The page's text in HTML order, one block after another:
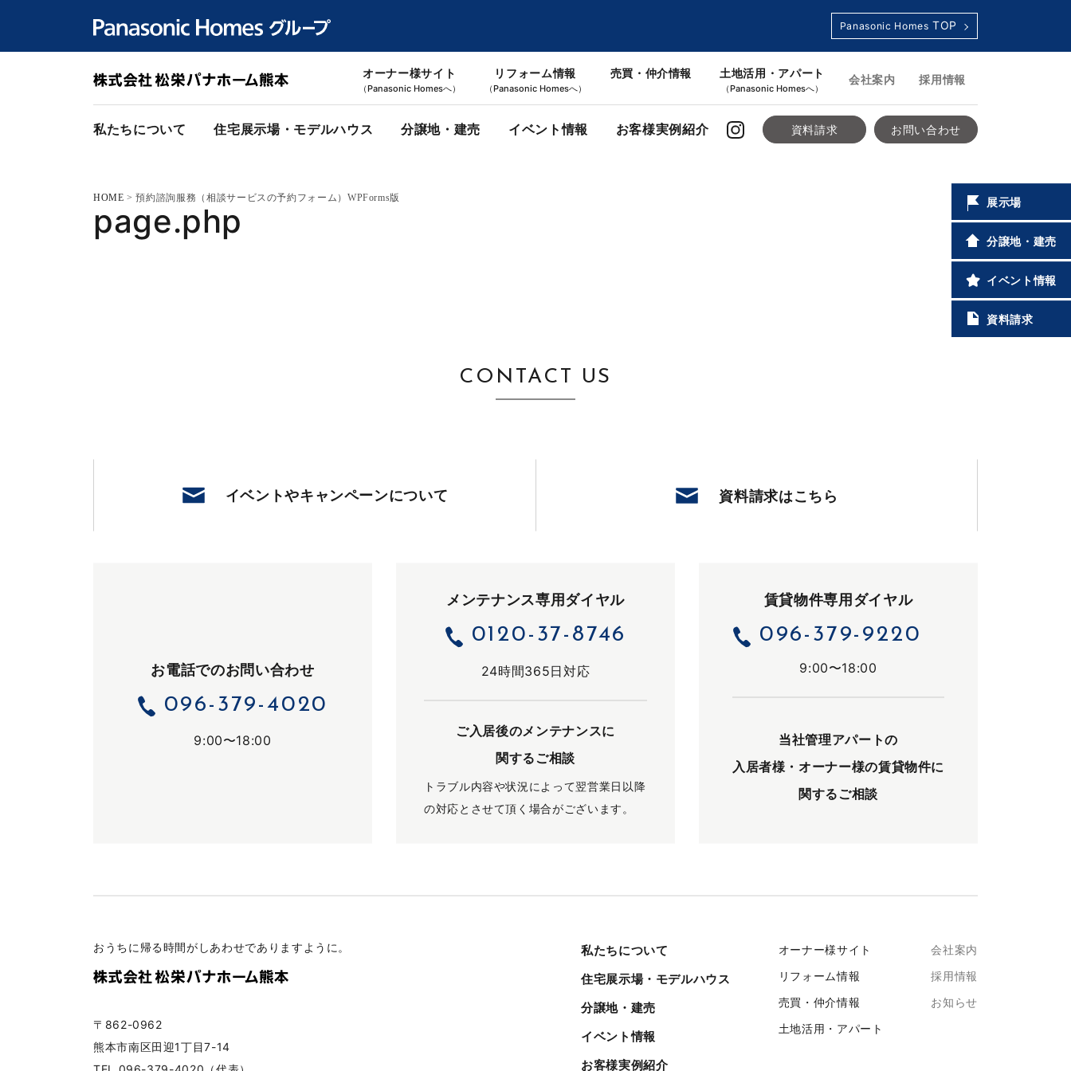
Panasonic Homes TOP
オーナー様サイト
（Panasonic Homesへ）
リフォーム情報
（Panasonic Homesへ）
売買・仲介情報 土地活用・アパート
（Panasonic Homesへ）
会社案内 採用情報
私たちについて 住宅展示場・モデルハウス 分譲地・建売 イベント情報 お客様実例紹介 資料請求 お問い合わせ
HOME >預約諮詢服務（相談サービスの予約フォーム）WPForms版
page.php 展示場
分譲地・建売
イベント情報
資料請求
CONTACT US
イベントやキャンペーンについて 資料請求はこちら
お電話でのお問い合わせ
096-379-4020
9:00〜18:00
メンテナンス専用ダイヤル
0120-37-8746
24時間365日対応
ご入居後のメンテナンスに
関するご相談
トラブル内容や状況によって翌営業日以降
の対応とさせて頂く場合がございます。
賃貸物件専用ダイヤル
096-379-9220
9:00〜18:00
当社管理アパートの
入居者様・オーナー様の賃貸物件に
関するご相談
おうちに帰る時間がしあわせでありますように。
〒862-0962
熊本市南区田迎1丁目7-14
TEL 096-379-4020（代表）
私たちについて
住宅展示場・モデルハウス
分譲地・建売
イベント情報
お客様実例紹介
オーナー様サイト
リフォーム情報
売買・仲介情報
土地活用・アパート
会社案内
採用情報
お知らせ